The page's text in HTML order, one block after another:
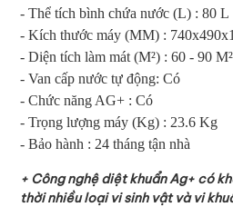
- Thể tích bình chứa nước (L) : 80 L
- Kích thước máy (MM) :
- Diện tích làm mát (M²) : 60 - 90 M²
- Van cấp nước tự động: Có
- Chức năng AG+ : Có
- Trọng lượng máy (Kg) : 23.6 Kg
- Bảo hành : 24 tháng tận nhà
+ Công nghệ diệt khuẩn Ag+ có
thời nhiều loại vi sinh vật và vi